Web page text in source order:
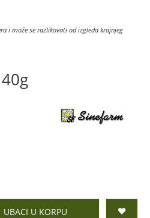
i može se razlikovati od izgleda krajnjeg
UBACI U KORPU